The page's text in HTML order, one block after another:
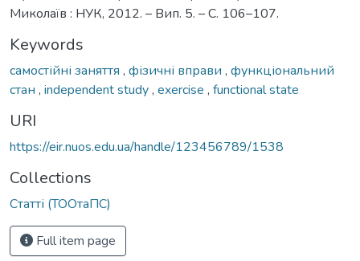
Миколаїв : НУК, 2012. – Вип. 5. – С. 106–107.
Keywords
самостійні заняття , фізичні вправи , функціональний
стан , independent study, exercise , functional state
URI
https://eir.nuos.edu.ua/handle/123456789/1538
Collections
Статті (ТООтаПС)
Full item page